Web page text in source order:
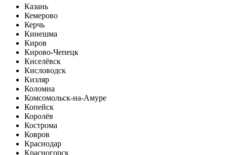
Казань
Кемерово
Керчь
Кинешма
Киров
Кирово-Чепецк
Киселёвск
Кисловодск
Кизляр
Коломна
Комсомольск-на-Амуре
Копейск
Королёв
Кострома
Ковров
Краснодар
Красногорск